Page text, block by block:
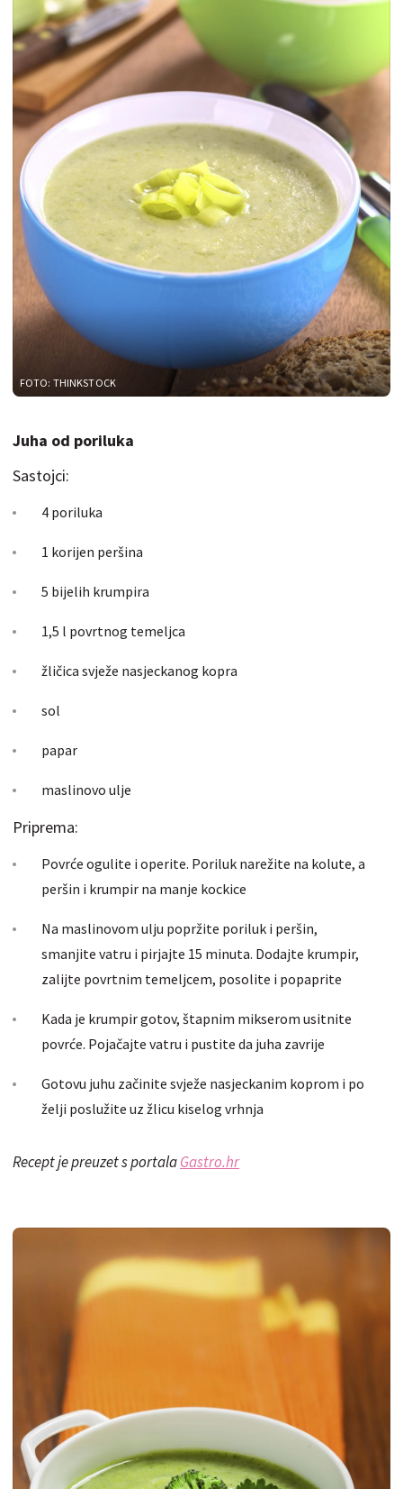
FOTO: THINKSTOCK
Juha od poriluka
Sastojci:
4 poriluka
1 korijen peršina
5 bijelih krumpira
1,5 l povrtnog temeljca
žličica svježe nasjeckanog kopra
sol
papar
maslinovo ulje
Priprema:
Povrće ogulite i operite. Poriluk narežite na kolute, a
peršin i krumpir na manje kockice
Na maslinovom ulju popržite poriluk i peršin,
smanjite vatru i pirjajte 15 minuta. Dodajte krumpir,
zalijte povrtnim temeljcem, posolite i popaprite
Kada je krumpir gotov, štapnim mikserom usitnite
povrće. Pojačajte vatru i pustite da juha zavrije
Gotovu juhu začinite svježe nasjeckanim koprom i po
želji poslužite uz žlicu kiselog vrhnja
Recept je preuzet s portalaGastro.hr